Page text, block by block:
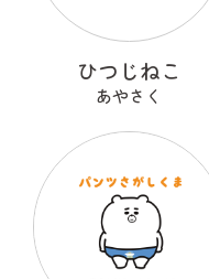
ひつじねこ
あやさく